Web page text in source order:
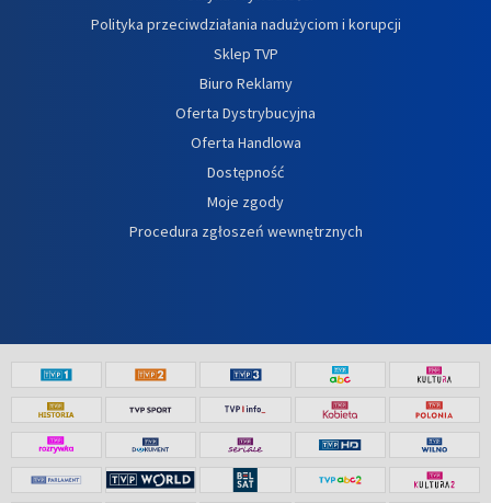
Polityka przeciwdziałania nadużyciom i korupcji
Sklep TVP
Biuro Reklamy
Oferta Dystrybucyjna
Oferta Handlowa
Dostępność
Moje zgody
Procedura zgłoszeń wewnętrznych